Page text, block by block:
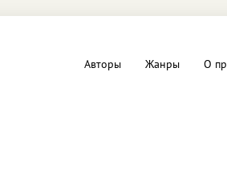
Авторы Жанры О